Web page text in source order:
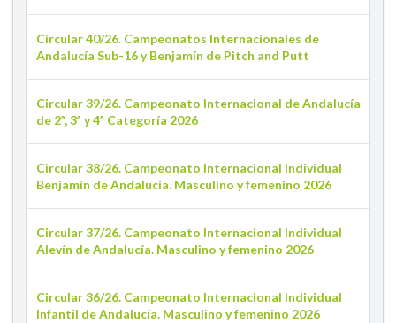
Circular 40/26. Campeonatos Internacionales de
Andalucía Sub-16 y Benjamín de Pitch and Putt
Circular 39/26. Campeonato Internacional de Andalucía
de 2ª, 3ª y 4ª Categoría 2026
Circular 38/26. Campeonato Internacional Individual
Benjamín de Andalucía. Masculino y femenino 2026
Circular 37/26. Campeonato Internacional Individual
Alevín de Andalucía. Masculino y femenino 2026
Circular 36/26. Campeonato Internacional Individual
Infantil de Andalucía. Masculino y femenino 2026